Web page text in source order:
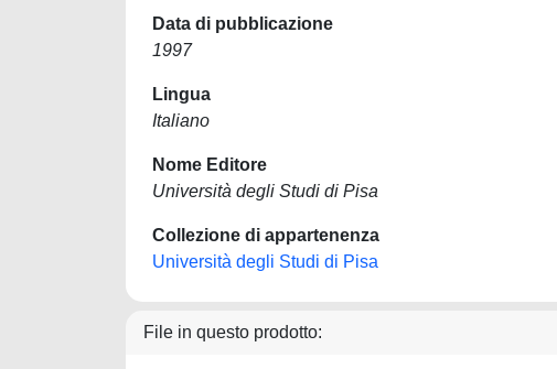
Data di pubblicazione
1997
Lingua
Italiano
Nome Editore
Università degli Studi di Pisa
Collezione di appartenenza
Università degli Studi di Pisa
File in questo prodotto: